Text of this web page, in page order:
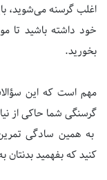
اغلب گرسنه می‌شوید،
خود داشته باشید تا
بخورید.
مهم است که این
گرسنگی شما حاکی از
به همین سادگی
کنید که بفهمید بدنتان